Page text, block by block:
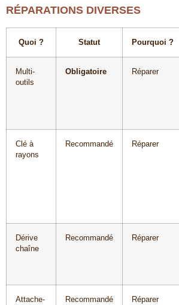
RÉPARATIONS DIVERSES
Quoi ? Statut Pourquoi ?
Multi-
outils
Obligatoire Réparer
Clé à
rayons
Recommandé Réparer
Dérive
chaîne
Recommandé Réparer
Attache-
Recommandé Réparer